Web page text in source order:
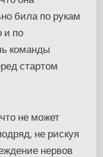
била по рукам
и по
команды
стартом
не может
не рискуя
нервов